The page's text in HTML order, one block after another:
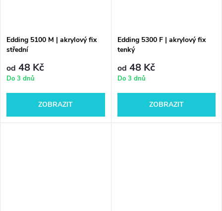
Edding 5100 M | akrylový fix
střední
od 48 Kč
Do 3 dnů
ZOBRAZIT
Edding 5300 F | akrylový fix
tenký
od 48 Kč
Do 3 dnů
ZOBRAZIT